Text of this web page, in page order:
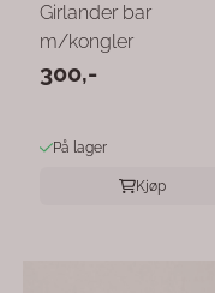
Girlander bar
m/kongler
300,-
På lager
Kjøp